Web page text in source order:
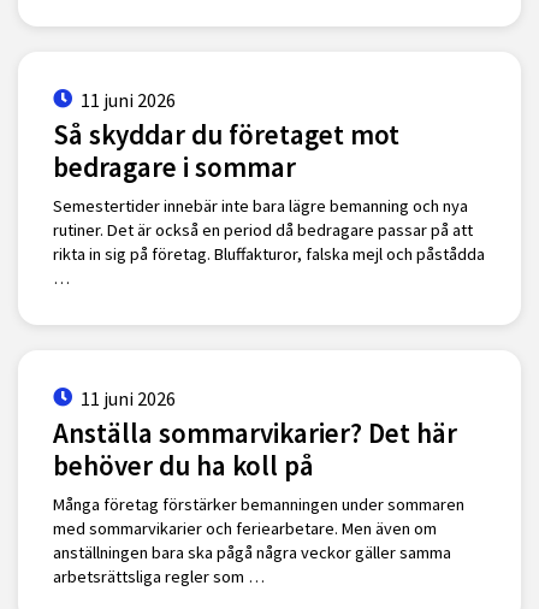
11 juni 2026
Så skyddar du företaget mot
bedragare i sommar
Semestertider innebär inte bara lägre bemanning och nya
rutiner. Det är också en period då bedragare passar på att
rikta in sig på företag. Bluffakturor, falska mejl och påstådda
…
11 juni 2026
Anställa sommarvikarier? Det här
behöver du ha koll på
Många företag förstärker bemanningen under sommaren
med sommarvikarier och feriearbetare. Men även om
anställningen bara ska pågå några veckor gäller samma
arbetsrättsliga regler som …